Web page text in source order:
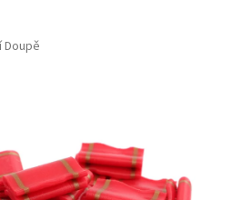
Doupě